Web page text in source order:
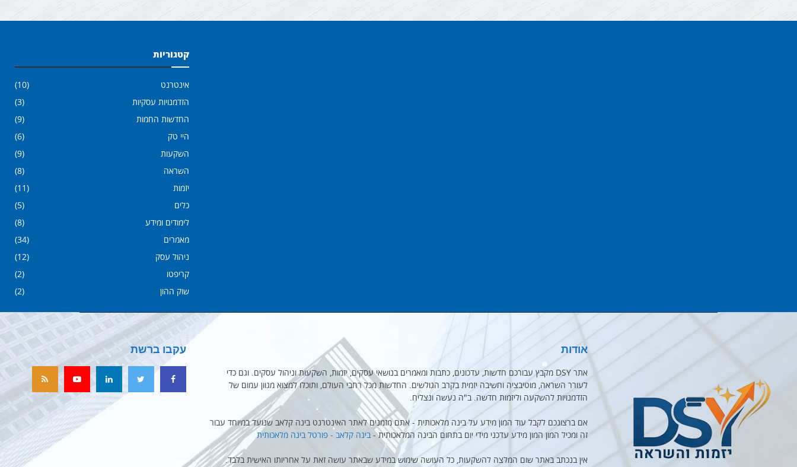
קטגוריות
אינטרנט
(10)
הזדמנויות עסקיות
(3)
החדשות החמות
(9)
היי טק
(6)
השקעות
(9)
השראה
(8)
יזמות
(11)
כלים
(5)
לימודים ומידע
(8)
מאמרים
(34)
ניהול עסק
(12)
קריפטו
(2)
שוק ההון
(2)
אודות
אתר DSY מקבץ עבורכם חדשות, עדכונים, כתבות ומאמרים בנושאי עסקים, יזמות, השקעות וניהול עסקים. וגם כדי
לעורר השראה, מוטיבציה וחשיבה יזמית בקרב הגולשים. החדשות מכל רחבי העולם, ותוכלו למצוא מגוון עמום של
הזדמנויות להשקעה וליזמות חדשה. ב"ה נעשה ונצליח.
אם ברצונכם לקבל עוד המון מידע על בינה מלאכותית - אתם מזמנים לאתר האינטרנט בינה קלאב שנועד במיוחד עבור
זה ומכיל המון המון מידע עדכני מידי יום בתחום הבינה המלאכותית -בינה קלאב - פורטל בינה מלאכותית
אין בנכתב באתר שום המלצה להשקעות, כל העושה שימוש במידע שבאתר עושה זאת על אחריותו האישית בלבד.
עקבו ברשת